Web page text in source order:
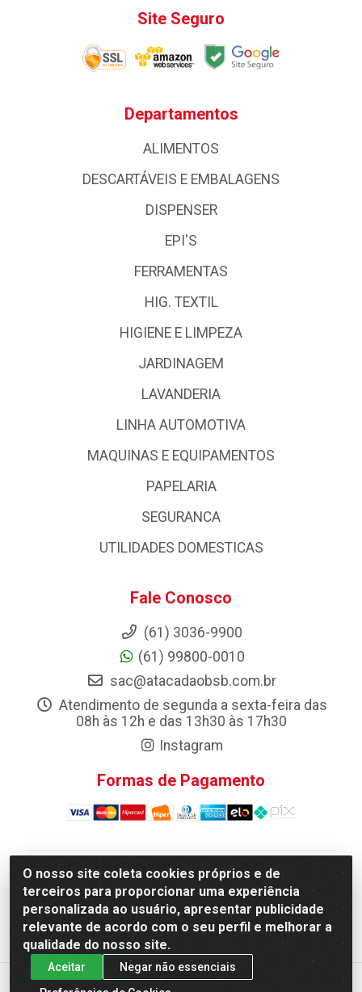
O nosso site coleta cookies próprios e de
terceiros para proporcionar uma experiência
personalizada ao usuário, apresentar publicidade
relevante de acordo com o seu perfil e melhorar a
qualidade do nosso site.
Aceitar
Negar não essenciais
Site Seguro
Departamentos
ALIMENTOS
DESCARTÁVEIS E EMBALAGENS
DISPENSER
EPI'S
FERRAMENTAS
HIG. TEXTIL
HIGIENE E LIMPEZA
JARDINAGEM
LAVANDERIA
LINHA AUTOMOTIVA
MAQUINAS E EQUIPAMENTOS
PAPELARIA
SEGURANCA
UTILIDADES DOMESTICAS
Fale Conosco
(61) 3036-9900
(61) 99800-0010
sac@atacadaobsb.com.br
Atendimento de segunda a sexta-feira das
08h às 12h e das 13h30 às 17h30
Instagram
Formas de Pagamento
Atacadao da Limpeza F. Pereira Queiroz Comercio e
Distribuicao LTDA - Quadra Qi 10 Lotes 39 e, 41 - Setor
Industrial (Taguatinga), Brasília/DF - CEP 72.135-100 -
CNPJ 13.184.675/0001-80